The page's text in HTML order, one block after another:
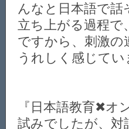
んなと日本語で
立ち上がる過程
ですから、刺激
うれしく感じてい
『日本語教育✖
試みでしたが、対